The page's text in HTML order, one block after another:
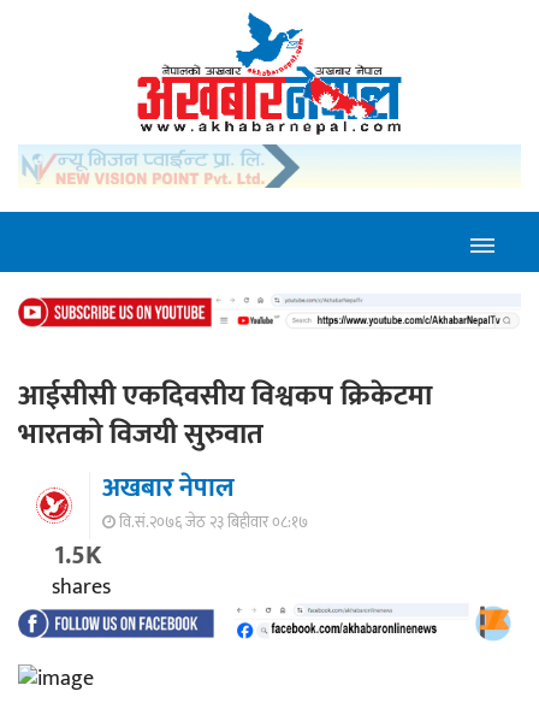
आईसीसी एकदिवसीय विश्वकप क्रिकेटमा
भारतको विजयी सुरुवात
अखबार नेपाल
वि.सं.२०७६ जेठ २३ बिहीवार ०८:१७
1.5K
shares